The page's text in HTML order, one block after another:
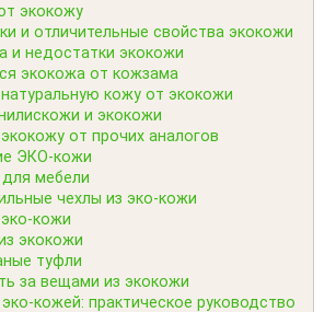
экокожу
и отличительные свойства экокожи
и недостатки экокожи
экокожа от кожзама
кожу от экокожи
и экокожи
от прочих аналогов
ЭКО-кожи
мебели
чехлы из эко-кожи
кожи
экокожи
туфли
за вещами из экокожи
кожей: практическое руководство